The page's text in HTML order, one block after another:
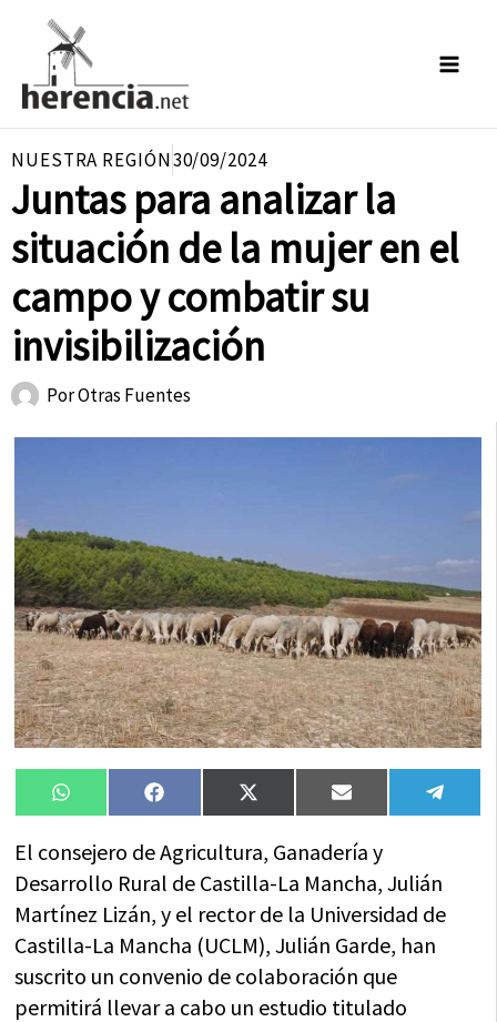
contenido
NUESTRA REGIÓN30/09/2024
Juntas para analizar la
situación de la mujer en el
campo y combatir su
invisibilización
PorOtras Fuentes
Compartir
en
WhatsAppCompartir
en
FacebookCompartir
en
X
(Twitter)
Compartir
en
Email
en
El consejero de Agricultura, Ganadería y
Desarrollo Rural de Castilla-La Mancha, Julián
Martínez Lizán, y el rector de la Universidad de
Castilla-La Mancha (UCLM), Julián Garde, han
suscrito un convenio de colaboración que
permitirá llevar a cabo un estudio titulado